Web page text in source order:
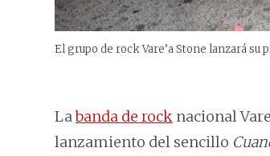
El grupo de rock Vare’a Stone lanzará su
Labanda de rock nacional
lanzamiento del sencillo